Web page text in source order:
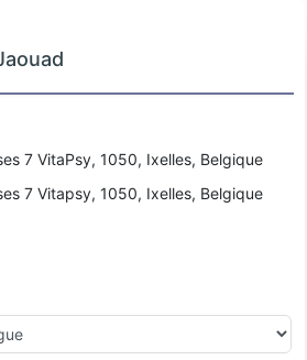
7 VitaPsy, 1050, Ixelles, Belgique
7 Vitapsy, 1050, Ixelles, Belgique